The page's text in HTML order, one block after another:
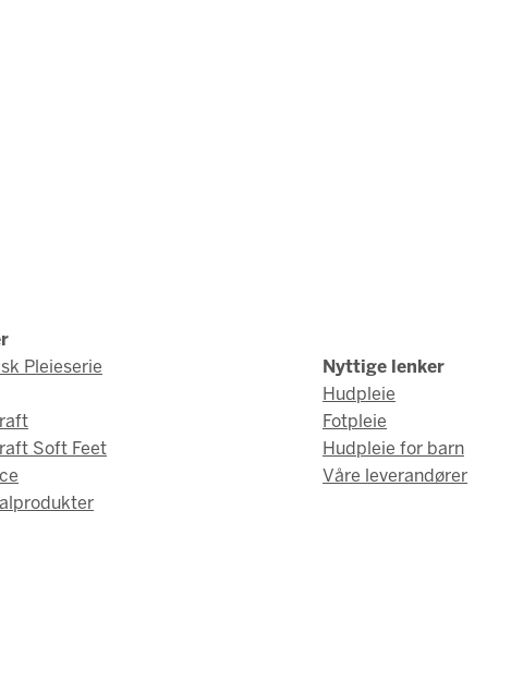
Pleieserie
Soft Feet
Nyttige lenker
Hudpleie
Fotpleie
Hudpleie for barn
Våre leverandører